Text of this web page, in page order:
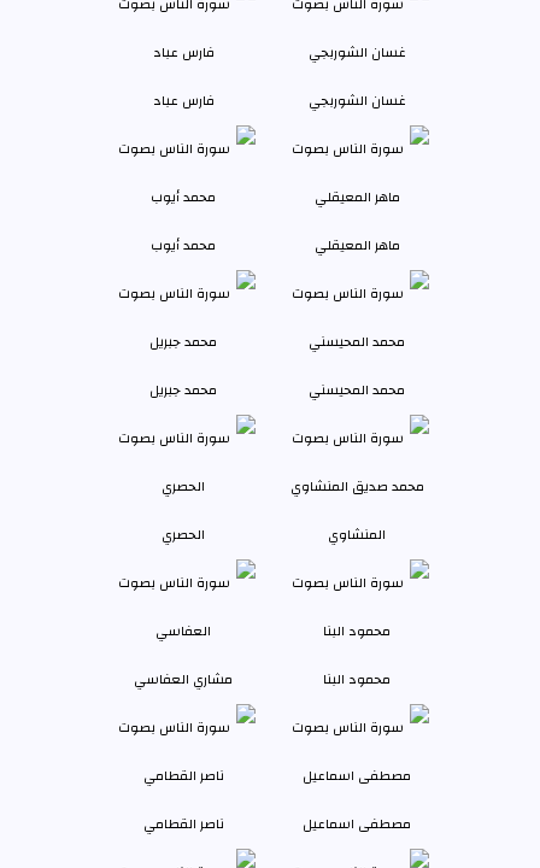
غسان الشوربجي فارس عباد
ماهر المعيقلي محمد أيوب
محمد المحيسني محمد جبريل
المنشاوي الحصري
محمود البنا مشاري العفاسي
مصطفى اسماعيل ناصر القطامي